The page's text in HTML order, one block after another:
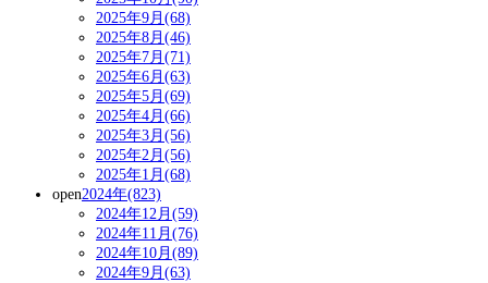
2025年9月(68)
2025年8月(46)
2025年7月(71)
2025年6月(63)
2025年5月(69)
2025年4月(66)
2025年3月(56)
2025年2月(56)
2025年1月(68)
open2024年(823)
2024年12月(59)
2024年11月(76)
2024年10月(89)
2024年9月(63)